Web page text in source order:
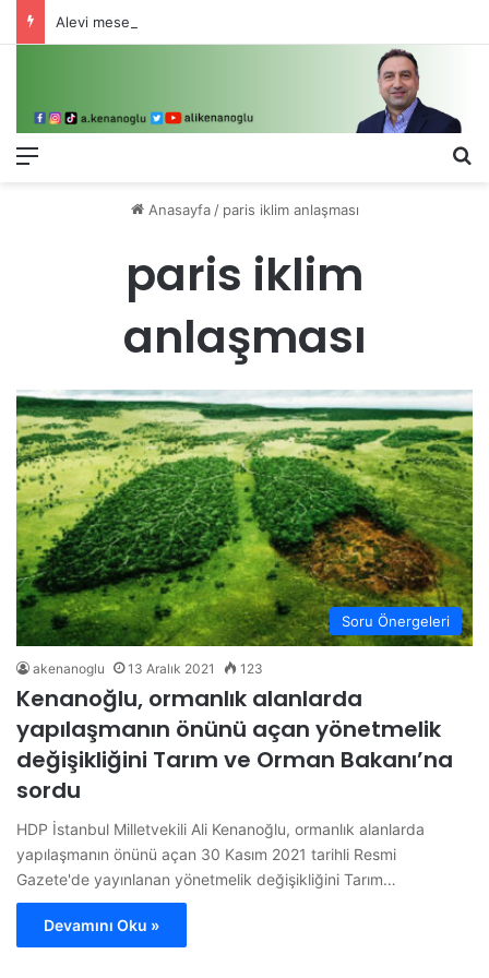
Menü
Anasayfa / paris iklim anlaşması
paris iklim
anlaşması
Soru Önergeleri
akenanoglu 13 Aralık 2021 123
Kenanoğlu, ormanlık alanlarda
yapılaşmanın önünü açan yönetmelik
değişikliğini Tarım ve Orman Bakanı’na
sordu
HDP İstanbul Milletvekili Ali Kenanoğlu, ormanlık alanlarda
yapılaşmanın önünü açan 30 Kasım 2021 tarihli Resmi
Gazete'de yayınlanan yönetmelik değişikliğini Tarım…
Devamını Oku »